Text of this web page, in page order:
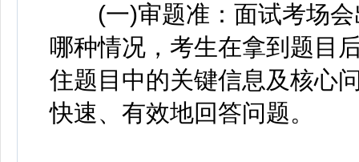
(一)审题准：面试考场会
哪种情况，考生在拿到题目
住题目中的关键信息及核心
快速、有效地回答问题。